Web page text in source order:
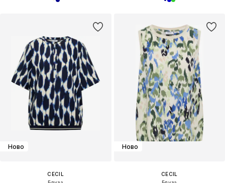
Ново
CECIL
Ново
CECIL